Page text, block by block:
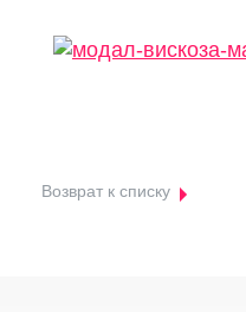
Возврат к списку